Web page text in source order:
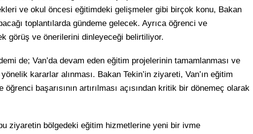
ve okul öncesi eğitimdeki gelişmeler gibi birçok konu, Bakan
toplantılarda gündeme gelecek. Ayrıca öğrenci ve
görüş ve önerilerini dinleyeceği belirtiliyor.
de; Van’da devam eden eğitim projelerinin tamamlanması ve
kararlar alınması. Bakan Tekin’in ziyareti, Van’ın eğitim
öğrenci başarısının artırılması açısından kritik bir dönemeç olarak
ziyaretin bölgedeki eğitim hizmetlerine yeni bir ivme